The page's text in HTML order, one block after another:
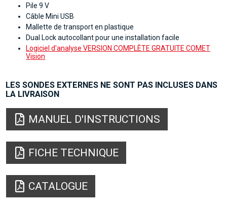
Pile 9 V
Câble Mini USB
Mallette de transport en plastique
Dual Lock autocollant pour une installation facile
Logiciel d'analyse VERSION COMPLÈTE GRATUITE COMET
Vision
LES SONDES EXTERNES NE SONT PAS INCLUSES DANS
LA LIVRAISON
MANUEL D'INSTRUCTIONS
FICHE TECHNIQUE
CATALOGUE